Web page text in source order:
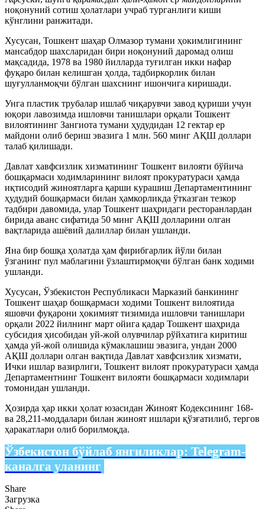
ноқонуний сотиш ҳолатлари учраб турганлиги киши
кўнглини ранжитади.
Хусусан, Тошкент шаҳар Олмазор тумани ҳокимлигининг
мансабдор шахсларидан бири ноқонуний даромад олиш
мақсадида, 1978 ва 1980 йилларда туғилган икки нафар
фуқаро билан келишган ҳолда, тадбиркорлик билан
шуғулланмоқчи бўлган шахснинг ишончига киришади.
Унга пластик трубалар ишлаб чиқарувчи завод қуриши учун
юқори лавозимда ишловчи танишлари орқали Тошкент
вилоятининг Зангиота тумани ҳудудидан 12 гектар ер
майдони олиб бериш эвазига 1 млн. 560 минг АҚШ доллари
талаб қилишади.
Давлат хавфсизлик хизматининг Тошкент вилояти бўйича
бошқармаси ходимларининг вилоят прокуратураси ҳамда
иқтисодий жиноятларга қарши курашиш Департаментининг
ҳудудий бошқармаси билан ҳамкорликда ўтказган тезкор
тадбири давомида, улар Тошкент шаҳридаги ресторанлардан
бирида аванс сифатида 50 минг АҚШ долларини олган
вақтларида ашёвий далиллар билан ушланди.
Яна бир бошқа ҳолатда ҳам фирибгарлик йўли билан
ўзганинг пул маблағини ўзлаштирмоқчи бўлган банк ходими
ушланди.
Хусусан, Ўзбекистон Республикаси Марказий банкининг
Тошкент шаҳар бошқармаси ходими Тошкент вилоятида
яшовчи фуқарони ҳокимият тизимида ишловчи танишлари
орқали 2022 йилнинг март ойига қадар Тошкент шаҳрида
субсидия ҳисобидан уй-жой олувчилар рўйхатига киритиш
ҳамда уй-жой олишида кўмаклашиш эвазига, ундан 2000
АҚШ доллари олган вақтида Давлат хавфсизлик хизмати,
Ички ишлар вазирлиги, Тошкент вилоят прокуратураси ҳамда
Департаментнинг Тошкент вилояти бошқармаси ходимлари
томонидан ушланди.
Ҳозирда ҳар икки ҳолат юзасидан Жиноят Кодексининг 168-
ва 28,211-моддалари билан жиноят ишлари қўзғатилиб, тергов
ҳаракатлари олиб борилмоқда.
Ўзбекистон бўйлаб янгиликлар: Telegram-
каналга уланинг
Share
Загрузка